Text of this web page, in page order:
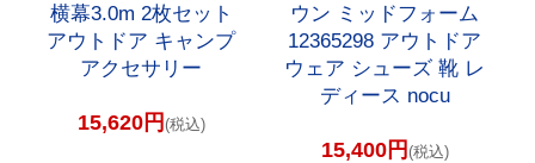
横幕3.0m 2枚セット
アウトドア キャンプ
アクセサリー
15,620円 (税込)
ウン ミッドフォーム
12365298 アウトドア
ウェア シューズ 靴 レ
ディース nocu
15,400円 (税込)